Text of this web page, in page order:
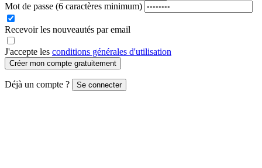
Mot de passe (6 caractères minimum)
Recevoir les nouveautés par email
J'accepte les conditions générales d'utilisation
Créer mon compte gratuitement
Déjà un compte ? Se connecter